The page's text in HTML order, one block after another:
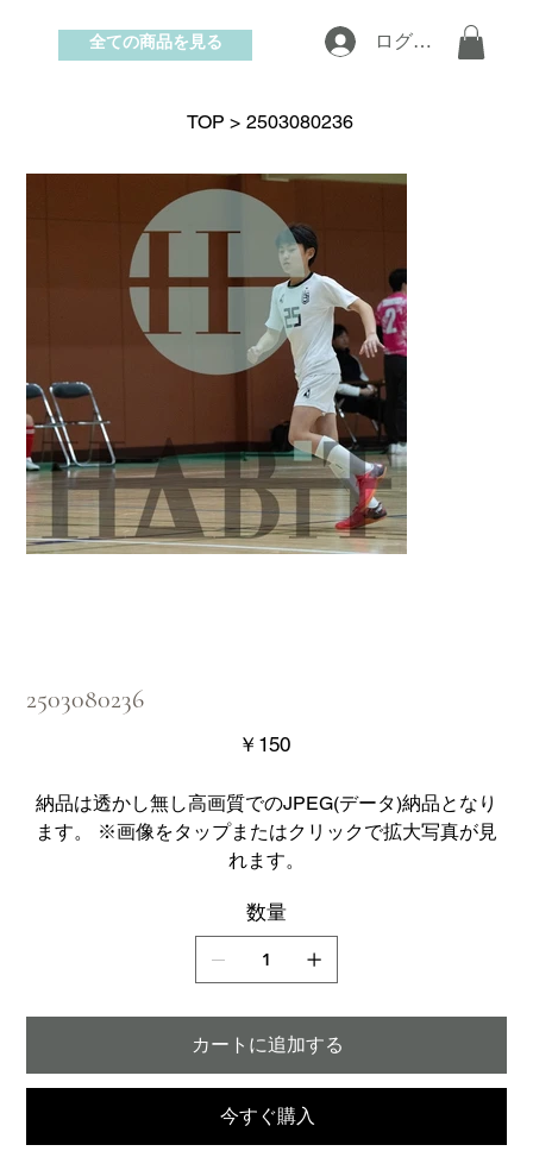
お問い合わせ
ログイン
全ての商品を見る
TOP > 2503080236
2503080236
価
格
￥150
納品は透かし無し高画質でのJPEG(データ)納品となり
ます。 ※画像をタップまたはクリックで拡大写真が見
れます。
数量
カートに追加する
今すぐ購入